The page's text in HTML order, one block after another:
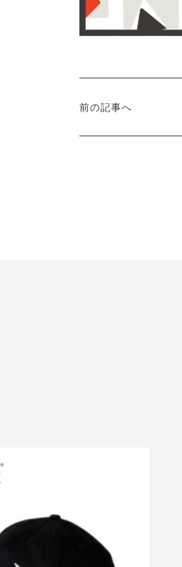
前の記事へ